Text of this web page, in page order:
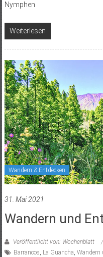
Nymphen
Weiterlesen
Wandern & Entdecken
31. Mai 2021
Wandern und
Veröffentlicht von: Wochenblatt
Barrancos, La Guancha, Wandern